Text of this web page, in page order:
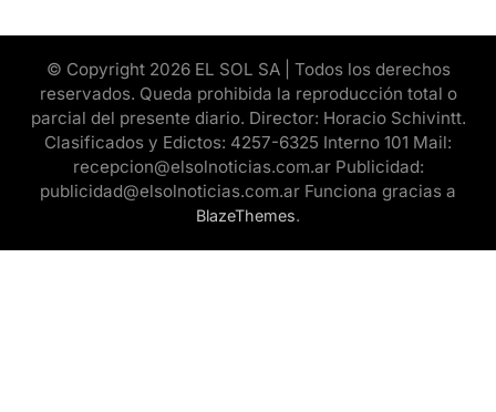
© Copyright 2026 EL SOL SA | Todos los derechos
reservados. Queda prohibida la reproducción total o
parcial del presente diario. Director: Horacio Schivintt.
Clasificados y Edictos: 4257-6325 Interno 101 Mail:
recepcion@elsolnoticias.com.ar Publicidad:
publicidad@elsolnoticias.com.ar Funciona gracias a
BlazeThemes.